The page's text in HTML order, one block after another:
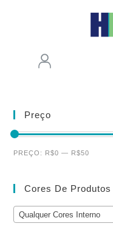
Preço
PREÇO: R$0 — R$50
Cores De Produtos
Qualquer Cores Interno